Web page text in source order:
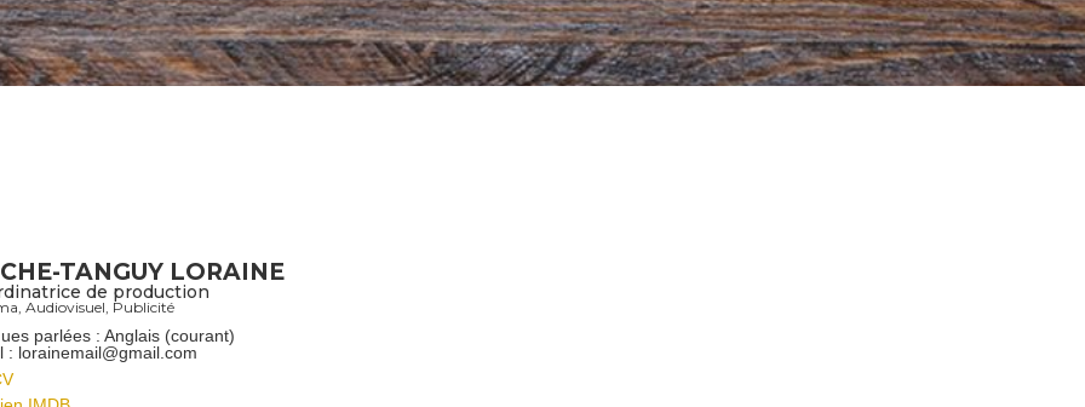
TANGUY LORAINE
de production
,Audiovisuel Publicité
parlées : Anglais (courant)
: lorainemail@gmail.com